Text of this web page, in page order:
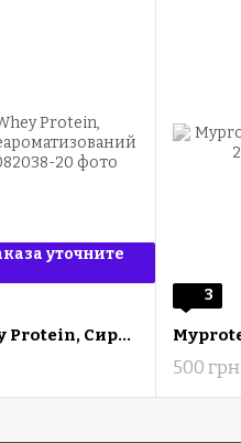
уточните
Myprotein, Impact Whey Protein, Сироватковий протеїн Неароматизований 1000 грам (1кг)
3
500 грн